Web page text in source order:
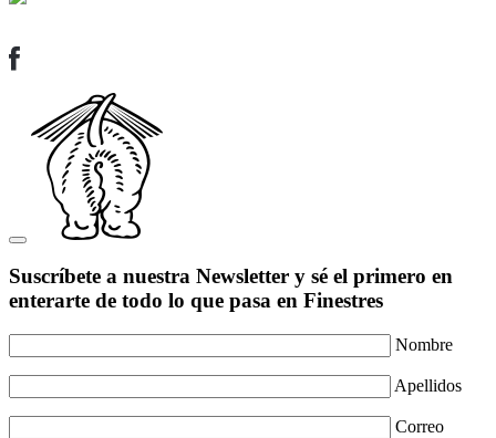
Suscríbete a nuestra Newsletter y sé el primero en
enterarte de todo lo que pasa en Finestres
Nombre
Apellidos
Correo